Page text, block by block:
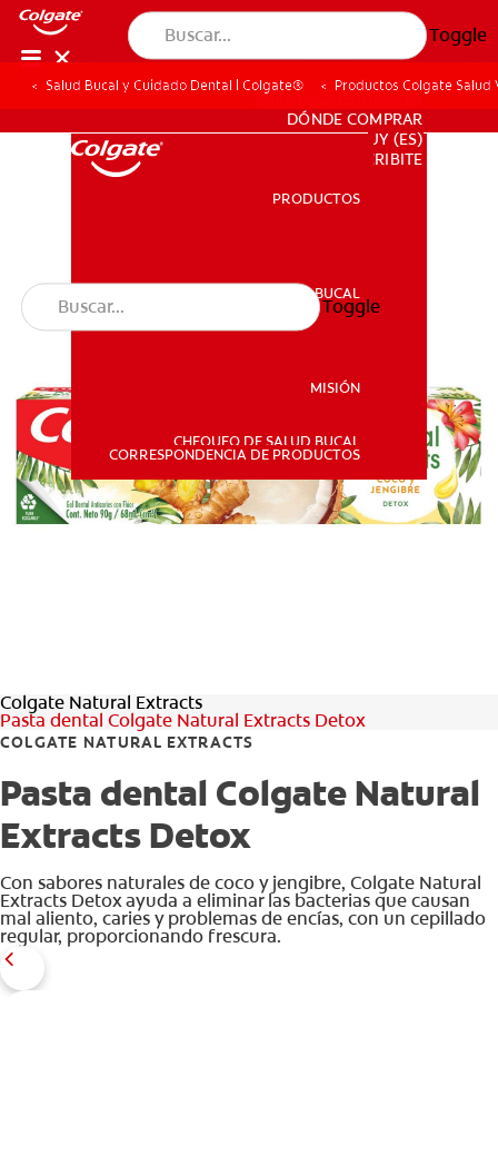
Toggle
SALUD BUCAL
MISIÓN
CHEQUEO DE SALUD BUCAL
SUSCRIBITE
PARA PROFESIONALES
DÓNDE COMPRAR
UY (ES)
SUSCRIBITE
PRODUCTOS
SALUD BUCAL
MISIÓN
CHEQUEO DE SALUD BUCAL
CORRESPONDENCIA DE PRODUCTOS
Toggle
Salud Bucal y Cuidado Dental | Colgate® Productos Colgate
Colgate Natural Extracts
Pasta dental Colgate Natural Extracts Detox
COLGATE NATURAL EXTRACTS
Pasta dental Colgate Natural
Extracts Detox
Con sabores naturales de coco y jengibre, Colgate Natural
Extracts Detox ayuda a eliminar las bacterias que causan
mal aliento, caries y problemas de encías, con un cepillado
regular, proporcionando frescura.